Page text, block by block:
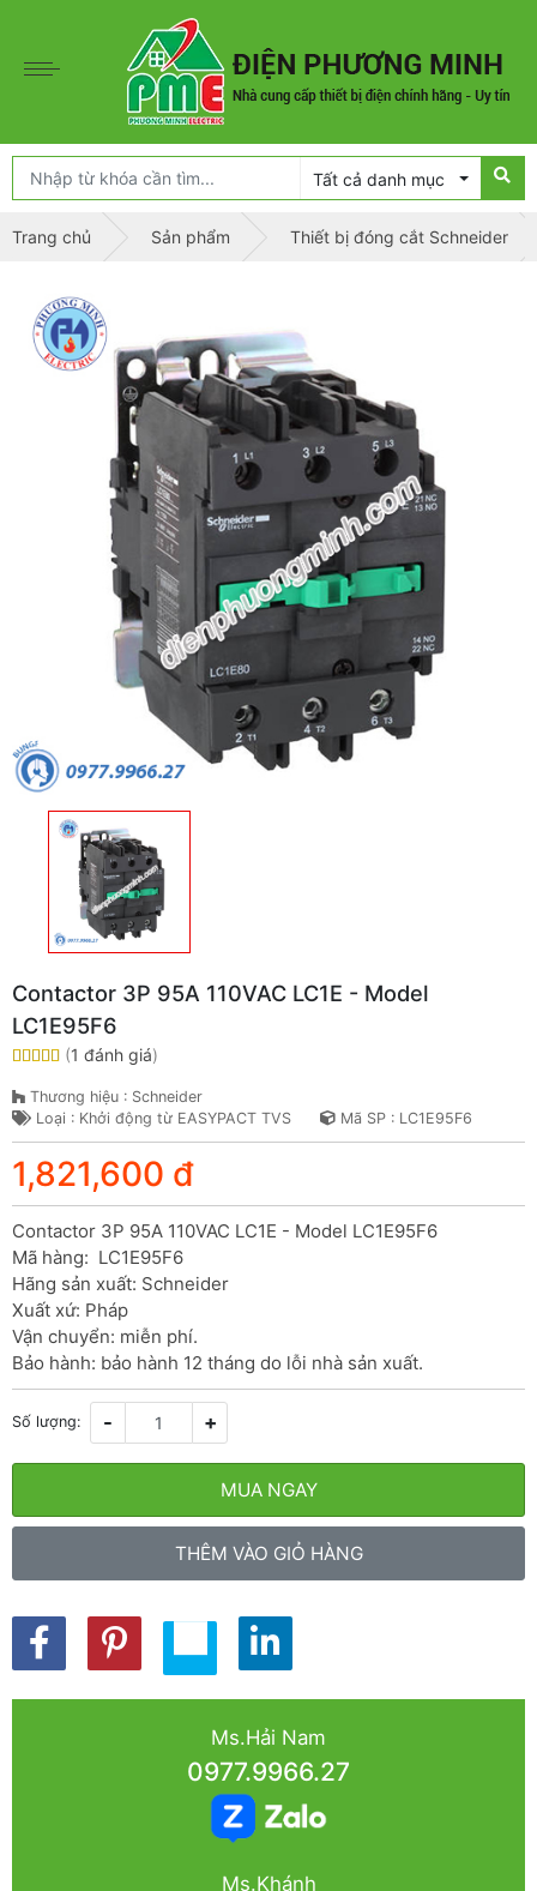
Tất cả danh mục
Trang chủ Sản phẩm Thiết bị đóng cắt Schneider
Contactor 3P 95A 110VAC LC1E - Model
LC1E95F6
(1 đánh giá)
Thương hiệu : Schneider
Loại : Khởi động từ EASYPACT TVS
Mã SP : LC1E95F6
1,821,600 đ
Contactor 3P 95A 110VAC LC1E - Model LC1E95F6
Mã hàng:  LC1E95F6
Hãng sản xuất: Schneider
Xuất xứ: Pháp
Vận chuyển: miễn phí.
Bảo hành: bảo hành 12 tháng do lỗi nhà sản xuất.
Số lượng: - +
MUA NGAY
THÊM VÀO GIỎ HÀNG
Ms.Hải Nam
0977.9966.27
Ms.Khánh